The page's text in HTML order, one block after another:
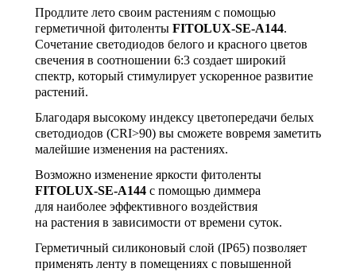
Продлите лето своим растениям с помощью
герметичной фитоленты FITOLUX-SE-A144.
Сочетание светодиодов белого и красного цветов
свечения в соотношении 6:3 создает широкий
спектр, который стимулирует ускоренное развитие
растений.
Благодаря высокому индексу цветопередачи белых
светодиодов (CRI>90) вы сможете вовремя заметить
малейшие изменения на растениях.
Возможно изменение яркости фитоленты
FITOLUX-SE-A144 с помощью диммера
для наиболее эффективного воздействия
на растения в зависимости от времени суток.
Герметичный силиконовый слой (IP65) позволяет
применять ленту в помещениях с повышенной